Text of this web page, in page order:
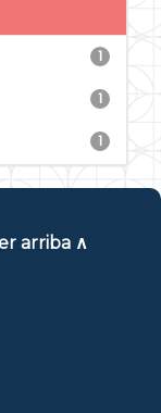
1
1
1
arriba ∧